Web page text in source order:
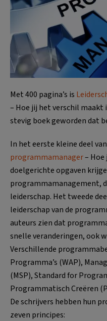
Met 400 pagina’s is
– Hoe jij het verschil maakt
stevig boek geworden dat
In het eerste kleine deel van
programmamanager–
doelgerichte opgaven
programmamanagement,
leiderschap. Het tweede
leiderschap van de
auteurs zien dat
snelle veranderingen, ook
Verschillende
Programma’s (WAP),
(MSP), Standard for
Programmatisch Creëren
De schrijvers hebben hun
zeven principes: